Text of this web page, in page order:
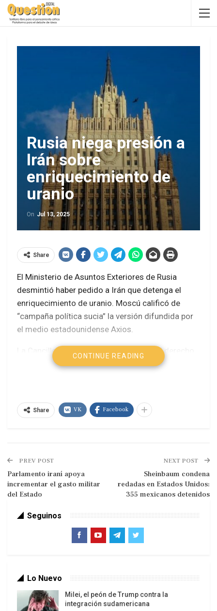
Rusia niega presión a
Irán sobre
enriquecimiento de
uranio
On Jul 13, 2025
Share
El Ministerio de Asuntos Exteriores de Rusia
desmintió haber pedido a Irán que detenga el
enriquecimiento de uranio. Moscú calificó de
“campaña política sucia” la versión difundida por
el medio estadounidense Axios.
La Cancillería rusa reiteró su respaldo al derecho
de Irán a desarrollar un programa nuclear con
diplomáticos”, señaló el comunicado oficial
exista alguna propuesta para que Teherán
renuncie a su derecho legítimo de enriquecer
uranio en su territorio
medios políticos y diplomáticos”,
Ministerio de Asuntos Exteriores de
Rusia.
CONTINUE READING
Share VK Facebook
PREV POST
Parlamento iraní apoya
incrementar el gasto militar
del Estado
NEXT POST
Sheinbaum condena
redadas en Estados Unidos:
355 mexicanos detenidos
Seguinos
Lo Nuevo
Milei, el peón de Trump contra la
integración sudamericana